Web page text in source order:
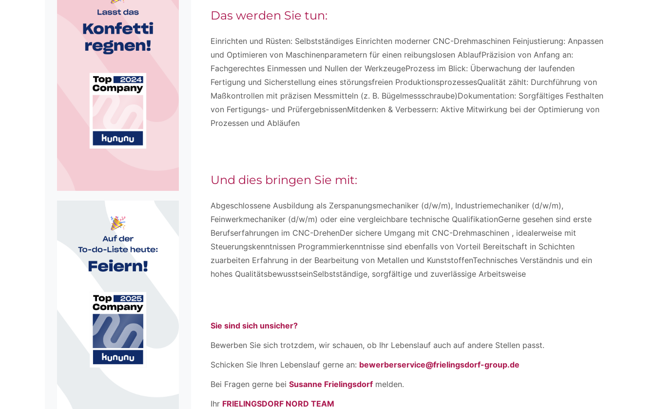
Das werden Sie tun:
Einrichten und Rüsten: Selbstständiges Einrichten moderner CNC-Drehmaschinen Feinjustierung: Anpassen
und Optimieren von Maschinenparametern für einen reibungslosen AblaufPräzision von Anfang an:
Fachgerechtes Einmessen und Nullen der WerkzeugeProzess im Blick: Überwachung der laufenden
Fertigung und Sicherstellung eines störungsfreien ProduktionsprozessesQualität zählt: Durchführung von
Maßkontrollen mit präzisen Messmitteln (z. B. Bügelmessschraube)Dokumentation: Sorgfältiges Festhalten
von Fertigungs- und PrüfergebnissenMitdenken & Verbessern: Aktive Mitwirkung bei der Optimierung von
Prozessen und Abläufen
Und dies bringen Sie mit:
Abgeschlossene Ausbildung als Zerspanungsmechaniker (d/w/m), Industriemechaniker (d/w/m),
Feinwerkmechaniker (d/w/m) oder eine vergleichbare technische QualifikationGerne gesehen sind erste
Berufserfahrungen im CNC-DrehenDer sichere Umgang mit CNC-Drehmaschinen , idealerweise mit
Steuerungskenntnissen Programmierkenntnisse sind ebenfalls von Vorteil Bereitschaft in Schichten
zuarbeiten Erfahrung in der Bearbeitung von Metallen und KunststoffenTechnisches Verständnis und ein
hohes QualitätsbewusstseinSelbstständige, sorgfältige und zuverlässige Arbeitsweise
Sie sind sich unsicher?
Bewerben Sie sich trotzdem, wir schauen, ob Ihr Lebenslauf auch auf andere Stellen passt.
Schicken Sie Ihren Lebenslauf gerne an: bewerberservice@frielingsdorf-group.de
Bei Fragen gerne bei Susanne Frielingsdorf melden.
Ihr FRIELINGSDORF NORD TEAM